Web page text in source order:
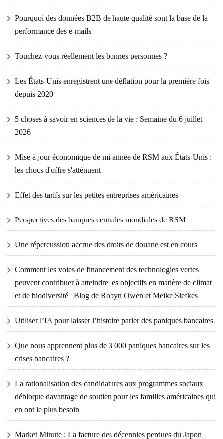
Pourquoi des données B2B de haute qualité sont la base de la
performance des e-mails
Touchez-vous réellement les bonnes personnes ?
Les États-Unis enregistrent une déflation pour la première fois
depuis 2020
5 choses à savoir en sciences de la vie : Semaine du 6 juillet
2026
Mise à jour économique de mi-année de RSM aux États-Unis :
les chocs d'offre s'atténuent
Effet des tarifs sur les petites entreprises américaines
Perspectives des banques centrales mondiales de RSM
Une répercussion accrue des droits de douane est en cours
Comment les voies de financement des technologies vertes
peuvent contribuer à atteindre les objectifs en matière de climat
et de biodiversité | Blog de Robyn Owen et Meike Siefkes
Utiliser l’IA pour laisser l’histoire parler des paniques bancaires
Que nous apprennent plus de 3 000 paniques bancaires sur les
crises bancaires ?
La rationalisation des candidatures aux programmes sociaux
débloque davantage de soutien pour les familles américaines qui
en ont le plus besoin
Market Minute : La facture des décennies perdues du Japon